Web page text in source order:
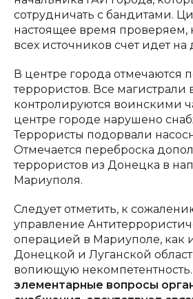
сотрудничать с бандитами.
настоящее время проверяем,
всех источников счет идет на
В центре города отмечаются
террористов. Все магистрали
контролируются воинскими
центре городе нарушено
Террористы подорвали
Отмечается переброска
террористов из Донецка в
Мариуполя.
Следует отметить, к
управление
операцией в Мариуполе, как
Донецкой и Луганской
вопиющую некомпетентность.
элементарные вопросы